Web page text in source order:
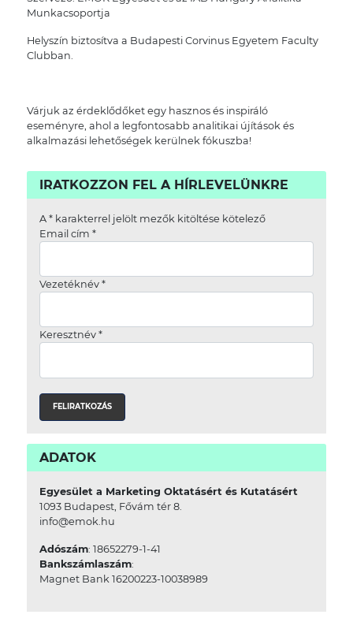
Munkacsoportja
Helyszín biztosítva a Budapesti Corvinus Egyetem Faculty
Clubban.
Várjuk az érdeklődőket egy hasznos és inspiráló
eseményre, ahol a legfontosabb analitikai újítások és
alkalmazási lehetőségek kerülnek fókuszba!
IRATKOZZON FEL A HÍRLEVELÜNKRE
A *karakterrel jelölt mezők kitöltése kötelező
Email cím *
Vezetéknév *
Keresztnév *
ADATOK
Egyesület a Marketing Oktatásért és Kutatásért
1093 Budapest, Fővám tér 8.
info@emok.hu
Adószám: 18652279-1-41
Bankszámlaszám:
Magnet Bank 16200223-10038989